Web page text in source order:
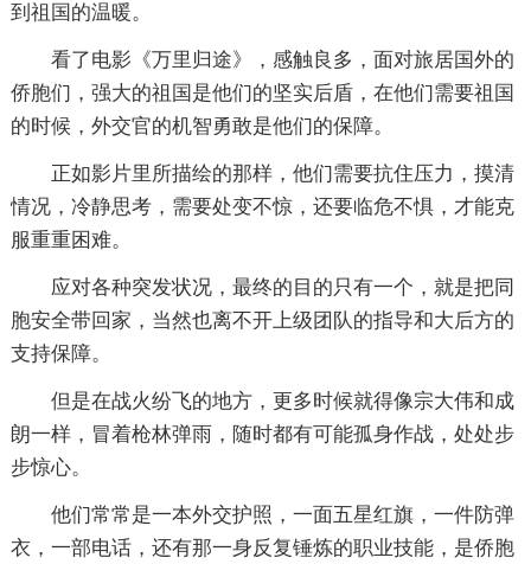
到祖国的温暖。
看了电影《万里归途》，感触良多，面对旅居国外的
侨胞们，强大的祖国是他们的坚实后盾，在他们需要祖国
的时候，外交官的机智勇敢是他们的保障。
正如影片里所描绘的那样，他们需要抗住压力，摸清
情况，冷静思考，需要处变不惊，还要临危不惧，才能克
服重重困难。
应对各种突发状况，最终的目的只有一个，就是把同
胞安全带回家，当然也离不开上级团队的指导和大后方的
支持保障。
但是在战火纷飞的地方，更多时候就得像宗大伟和成
朗一样，冒着枪林弹雨，随时都有可能孤身作战，处处步
步惊心。
他们常常是一本外交护照，一面五星红旗，一件防弹
衣，一部电话，还有那一身反复锤炼的职业技能，是侨胞